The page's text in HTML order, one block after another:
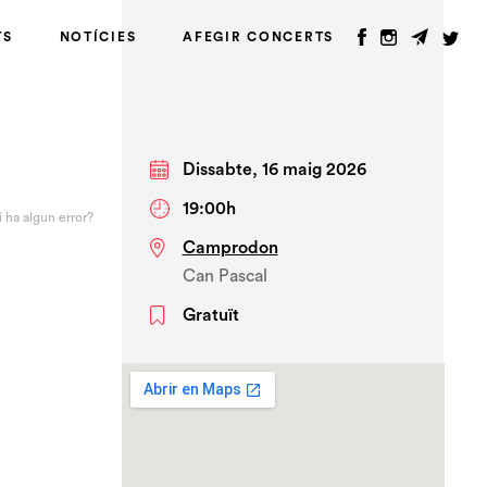
NOTÍCIES AFEGIR CONCERTS
ha algun error?
Dissabte, 16 maig 2026
19:00h
Camprodon
Can Pascal
Gratuït